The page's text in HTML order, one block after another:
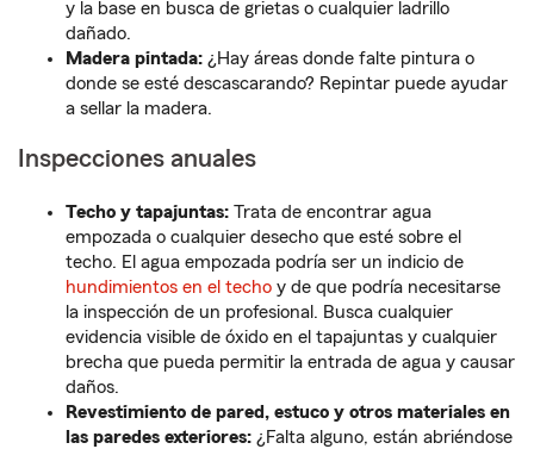
y la base en busca de grietas o cualquier ladrillo
dañado.
Madera pintada: ¿Hay áreas donde falte pintura o
donde se esté descascarando? Repintar puede ayudar
a sellar la madera.
Inspecciones anuales
Techo y tapajuntas: Trata de encontrar agua
empozada o cualquier desecho que esté sobre el
techo. El agua empozada podría ser un indicio de
hundimientos en el techo y de que podría necesitarse
la inspección de un profesional. Busca cualquier
evidencia visible de óxido en el tapajuntas y cualquier
brecha que pueda permitir la entrada de agua y causar
daños.
Revestimiento de pared, estuco y otros materiales en
las paredes exteriores: ¿Falta alguno, están abriéndose